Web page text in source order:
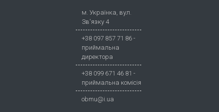
м. Українка, вул.
Зв'язку 4
+38 097 857 71 86 -
приймальна
директора
+38 099 671 46 81 -
приймальна комісія
obmu@i.ua